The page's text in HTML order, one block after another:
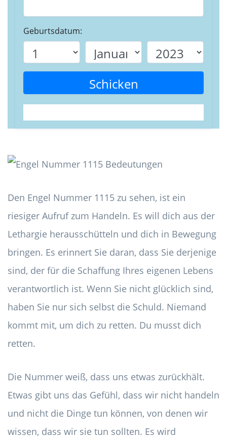
Geburtsdatum:
Schicken
Den Engel Nummer 1115 zu sehen, ist ein
riesiger Aufruf zum Handeln. Es will dich aus der
Lethargie herausschütteln und dich in Bewegung
bringen. Es erinnert Sie daran, dass Sie derjenige
sind, der für die Schaffung Ihres eigenen Lebens
verantwortlich ist. Wenn Sie nicht glücklich sind,
haben Sie nur sich selbst die Schuld. Niemand
kommt mit, um dich zu retten. Du musst dich
retten.
Die Nummer weiß, dass uns etwas zurückhält.
Etwas gibt uns das Gefühl, dass wir nicht handeln
und nicht die Dinge tun können, von denen wir
wissen, dass wir sie tun sollten. Es wird